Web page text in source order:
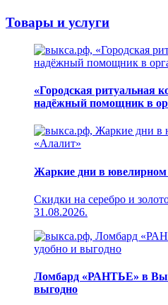
Товары и услуги
«Городская ритуальная
надёжный помощник в
Жаркие дни в ювелирном
Скидки на серебро и
31.08.2026.
Ломбард «РАНТЬЕ» в
выгодно